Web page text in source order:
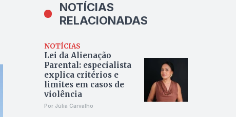
NOTÍCIAS
RELACIONADAS
NOTÍCIAS
Lei da Alienação
Parental: especialista
explica critérios e
limites em casos de
violência
Por Júlia Carvalho